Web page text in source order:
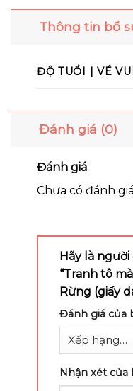
Thông tin bổ
ĐỘ TUỔI | VÉ
Đánh giá (0)
Đánh giá
Chưa có đánh
Hãy là
“Tranh tô
Rừng (giấy
Đánh giá của
Nhận xét của